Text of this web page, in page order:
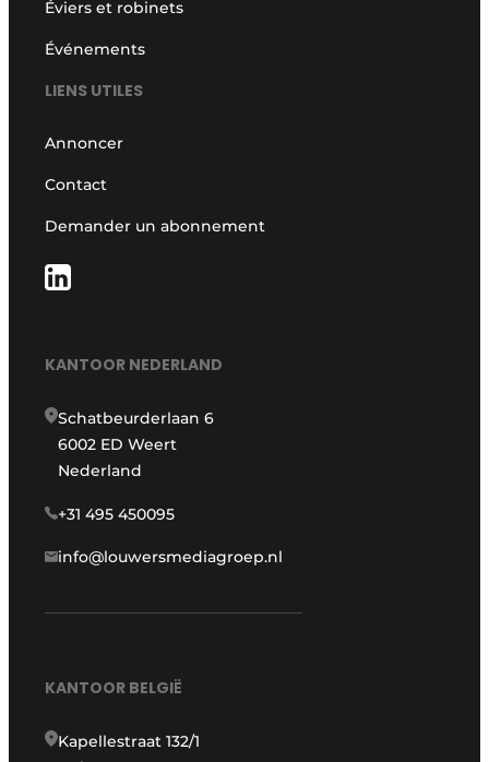
Éviers et robinets
Événements
LIENS UTILES
Annoncer
Contact
Demander un abonnement
KANTOOR NEDERLAND
Schatbeurderlaan 6
6002 ED Weert
Nederland
+31 495 450095
info@louwersmediagroep.nl
KANTOOR BELGIË
Kapellestraat 132/1